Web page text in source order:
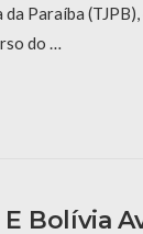
da Paraíba
do …
E Bolívia